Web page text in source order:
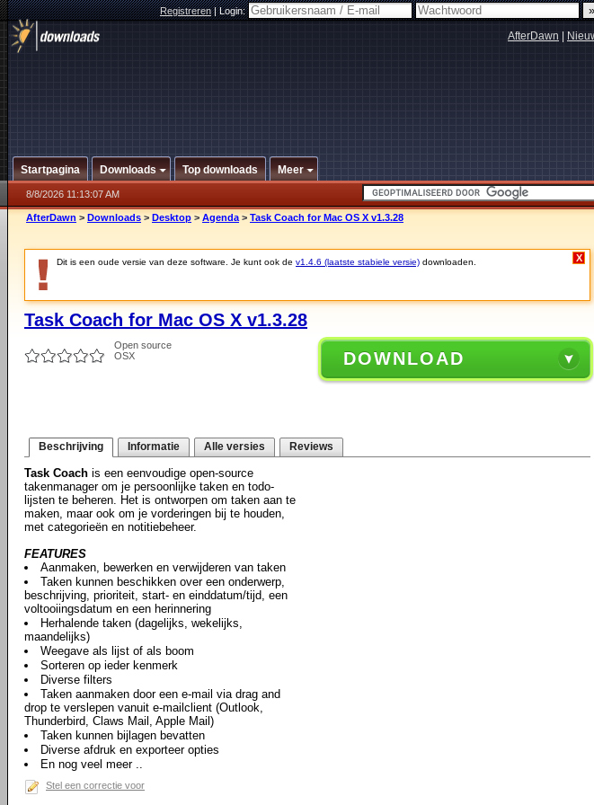
Registreren|Login:
AfterDawn
Startpagina Downloads Top downloads Meer
8/8/2026 11:13:07 AM
AfterDawn > Downloads > Desktop > Agenda > Task Coach for Mac OS X v1.3.28
Dit is een oude versie van deze software. Je kunt ook de v1.4.6 (laatste stabiele versie) downloaden. X
Task Coach for Mac OS X v1.3.28
Open source
OSX
DOWNLOAD
Beschrijving Informatie Alle versies Reviews
Task Coach is een eenvoudige open-source
takenmanager om je persoonlijke taken en todo-
lijsten te beheren. Het is ontworpen om taken aan te
maken, maar ook om je vorderingen bij te houden,
met categorieën en notitiebeheer.
FEATURES
Aanmaken, bewerken en verwijderen van taken
Taken kunnen beschikken over een onderwerp,
beschrijving, prioriteit, start- en einddatum/tijd, een
voltooiingsdatum en een herinnering
Herhalende taken (dagelijks, wekelijks,
maandelijks)
Weegave als lijst of als boom
Sorteren op ieder kenmerk
Diverse filters
Taken aanmaken door een e-mail via drag and
drop te verslepen vanuit e-mailclient (Outlook,
Thunderbird, Claws Mail, Apple Mail)
Taken kunnen bijlagen bevatten
Diverse afdruk en exporteer opties
En nog veel meer ..
Stel een correctie voor